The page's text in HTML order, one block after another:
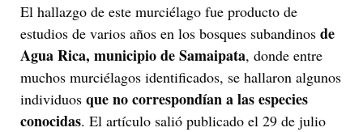
El hallazgo de este murciélago fue producto de
estudios de varios años en los bosques subandinos de
Agua Rica, municipio de Samaipata, donde entre
muchos murciélagos identificados, se hallaron algunos
individuos que no correspondían a las especies
conocidas. El artículo salió publicado el 29 de julio